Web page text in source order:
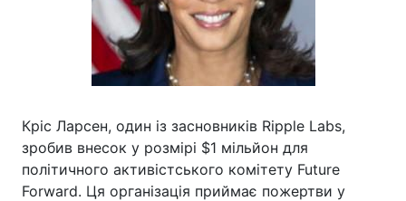
Кріс Ларсен, один із засновників Ripple Labs,
зробив внесок у розмірі $1 мільйон для
політичного активістського комітету Future
Forward. Ця організація приймає пожертви у